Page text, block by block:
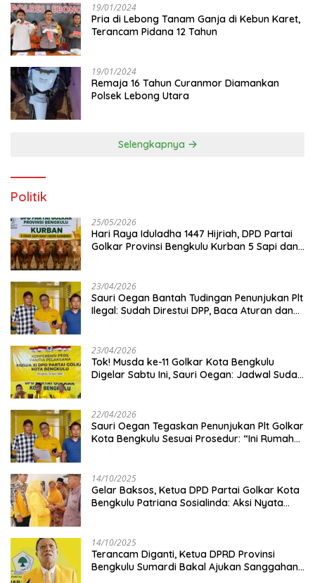
19/01/2024
Pria di Lebong Tanam Ganja di Kebun Karet,
Terancam Pidana 12 Tahun
19/01/2024
Remaja 16 Tahun Curanmor Diamankan
Polsek Lebong Utara
Selengkapnya
Politik
25/05/2026
Hari Raya Iduladha 1447 Hijriah, DPD Partai
Golkar Provinsi Bengkulu Kurban 5 Sapi dan 1
23/04/2026
Sauri Oegan Bantah Tudingan Penunjukan Plt
Ilegal: Sudah Direstui DPP, Baca Aturan dan
23/04/2026
‎Tok! Musda ke-11 Golkar Kota Bengkulu
Digelar Sabtu Ini, Sauri Oegan: Jadwal Sudah
22/04/2026
Sauri Oegan Tegaskan Penunjukan Plt Golkar
Kota Bengkulu Sesuai Prosedur: “Ini Rumah
14/10/2025
‎Gelar Baksos, Ketua DPD Partai Golkar Kota
Bengkulu Patriana Sosialinda: Aksi Nyata
14/10/2025
Terancam Diganti, Ketua DPRD Provinsi
Bengkulu Sumardi Bakal Ajukan Sanggahan